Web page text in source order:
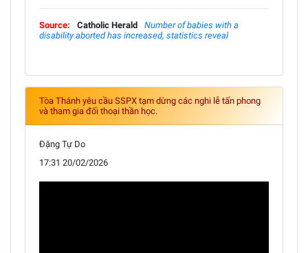
Source: Catholic Herald
Number of babies with a
disability aborted has increased, statistics reveal
Tòa Thánh yêu cầu SSPX tạm dừng các nghi lễ tấn phong
và tham gia đối thoại thần học.
Đặng Tự Do
17:31 20/02/2026